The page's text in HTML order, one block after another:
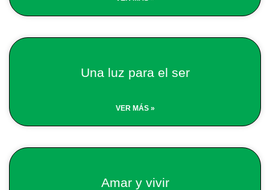
Una luz para el ser
VER MÁS »
Amar y vivir